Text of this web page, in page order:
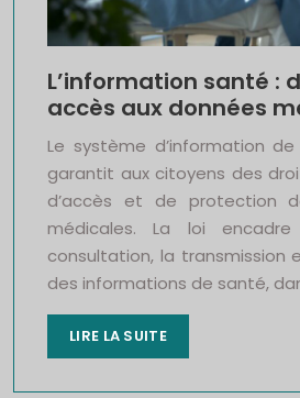
L’information santé :
accès aux données
Le système d’information
garantit aux citoyens des
d’accès et de protection
médicales. La loi
consultation, la transmission
des informations de santé,
LIRE LA SUITE